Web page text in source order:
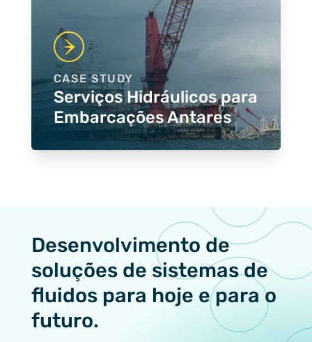
CASE STUDY
Serviços Hidráulicos para
Embarcações Antares
Desenvolvimento de
soluções de sistemas de
fluidos para hoje e para o
futuro.